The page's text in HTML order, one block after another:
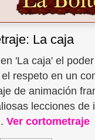
La caja
'La caja' el
respeto en un
de animación
lecciones de
Ver cortometraje